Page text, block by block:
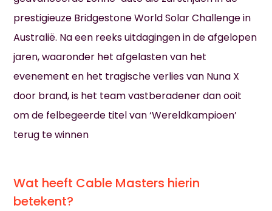
prestigieuze Bridgestone World Solar Challenge in
Australië. Na een reeks uitdagingen in de afgelopen
jaren, waaronder het afgelasten van het
evenement en het tragische verlies van Nuna X
door brand, is het team vastberadener dan ooit
om de felbegeerde titel van ‘Wereldkampioen’
terug te winnen
Wat heeft Cable Masters hierin
betekent?